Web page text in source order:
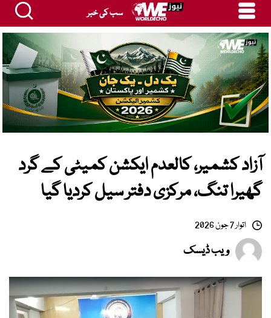
سب کی خبر
آزاد کشمیر، کالعدم ایکشن کمیٹی کے گرد
گھیرا تنگ، مرکزی دفتر سیل کردیا گیا
اتوار 7 جون 2026
ویب ڈیسک